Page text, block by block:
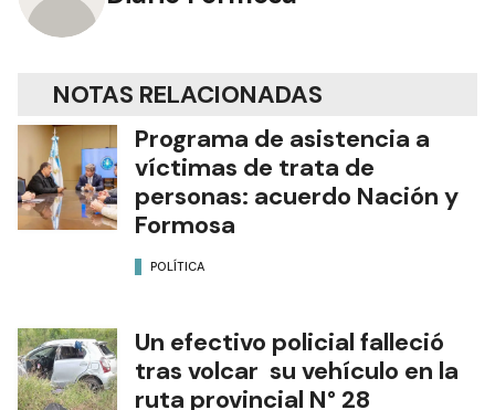
NOTAS RELACIONADAS
Programa de asistencia a
víctimas de trata de
personas: acuerdo Nación y
Formosa
POLÍTICA
Un efectivo policial falleció
tras volcar su vehículo en la
ruta provincial N° 28